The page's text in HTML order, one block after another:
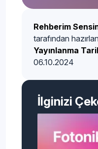
Rehberim
tarafından
Yayınlanma
06.10.2024
İlginizi